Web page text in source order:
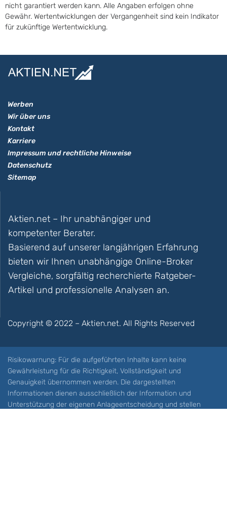
nicht garantiert werden kann. Alle Angaben erfolgen ohne
Gewähr. Wertentwicklungen der Vergangenheit sind kein Indikator
für zukünftige Wertentwicklung.
Werben
Wir über uns
Kontakt
Karriere
Impressum und rechtliche Hinweise
Datenschutz
Sitemap
Aktien.net – Ihr unabhängiger und
kompetenter Berater.
Basierend auf unserer langjährigen Erfahrung
bieten wir Ihnen unabhängige Online-Broker
Vergleiche, sorgfältig recherchierte Ratgeber-
Artikel und professionelle Analysen an.
Copyright © 2022 – Aktien.net. All Rights Reserved
Risikowarnung: Für die aufgeführten Inhalte kann keine
Gewährleistung für die Richtigkeit, Vollständigkeit und
Genauigkeit übernommen werden. Die dargestellten
Informationen dienen ausschließlich der Information und
Unterstützung der eigenen Anlageentscheidung und stellen